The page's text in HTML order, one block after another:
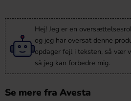
Hej! Jeg er en
og jeg har oversat denne
opdager fejl i teksten, så vær
så jeg kan forbedre mig.
Se mere fra Avesta